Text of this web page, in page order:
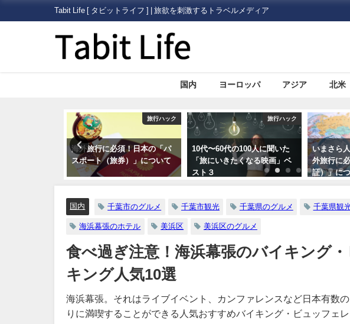
Tabit Life [ タビットライフ ] | 旅欲を刺激するトラベルメディア
国内 ヨーロッパ アジア 北米
旅行ハック
外旅行に必須！日本の「パ
ポート（旅券）」について
旅行ハック
10代〜60代の100人に聞いた
「旅にいきたくなる映画」ベ
スト３
旅行ハック
いまさら人に聞きにくい！海
外旅行に必要な「ビザ（査
証）」について
国内 千葉市のグルメ 千葉市観光 千葉県のグルメ 千葉県観
海浜幕張のホテル 美浜区 美浜区のグルメ
食べ過ぎ注意！海浜幕張のバイキング
キング人気10選
海浜幕張。それはライブイベント、カンファレンスなど日本有数
りに満喫することができる人気おすすめバイキング・ビュッフェ